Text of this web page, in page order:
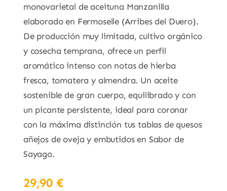
monovarietal de aceituna Manzanilla
elaborado en Fermoselle (Arribes del Duero).
De producción muy limitada, cultivo orgánico
y cosecha temprana, ofrece un perfil
aromático intenso con notas de hierba
fresca, tomatera y almendra. Un aceite
sostenible de gran cuerpo, equilibrado y con
un picante persistente, ideal para coronar
con la máxima distinción tus tablas de quesos
añejos de oveja y embutidos en Sabor de
Sayago.
29,90 €